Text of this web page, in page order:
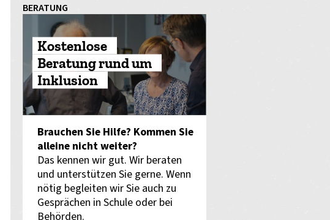
BERATUNG
Kostenlose
Beratung rund um
Inklusion
Brauchen Sie Hilfe? Kommen Sie
alleine nicht weiter?
Das kennen wir gut. Wir beraten
und unterstützen Sie gerne. Wenn
nötig begleiten wir Sie auch zu
Gesprächen in Schule oder bei
Behörden.